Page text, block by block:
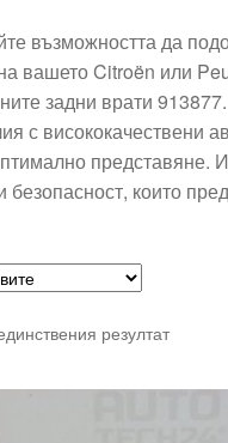
възможността да
вашето Citroën или
задни врати
с висококачествени
представяне.
безопасност, които
резултат